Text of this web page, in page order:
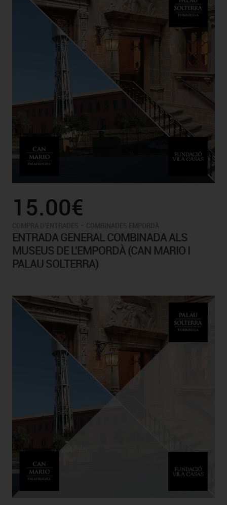
15.00€
-
ENTRADA GENERAL COMBINADA ALS
MUSEUS DE L'EMPORDÀ (CAN MARIO I
PALAU SOLTERRA)